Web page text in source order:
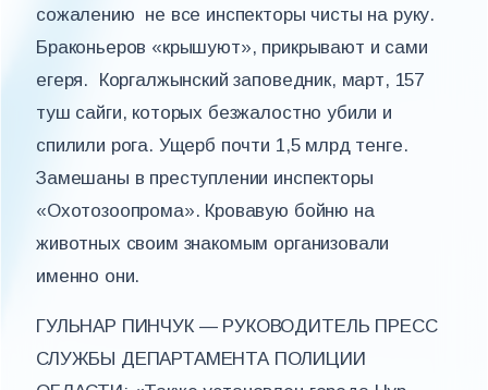
сожалению не все инспекторы чисты на руку.
Браконьеров «крышуют», прикрывают и сами
егеря. Коргалжынский заповедник, март, 157
туш сайги, которых безжалостно убили и
спилили рога. Ущерб почти 1,5 млрд тенге.
Замешаны в преступлении инспекторы
«Охотозоопрома». Кровавую бойню на
животных своим знакомым организовали
именно они.
ГУЛЬНАР ПИНЧУК — РУКОВОДИТЕЛЬ ПРЕСС
СЛУЖБЫ ДЕПАРТАМЕНТА ПОЛИЦИИ